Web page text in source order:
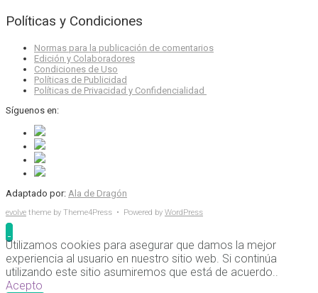
Políticas y Condiciones
Normas para la publicación de comentarios
Edición y Colaboradores
Condiciones de Uso
Políticas de Publicidad
Políticas de Privacidad y Confidencialidad
Síguenos en:
Adaptado por: Ala de Dragón
evolve theme by Theme4Press • Powered by WordPress
Utilizamos cookies para asegurar que damos la mejor
experiencia al usuario en nuestro sitio web. Si continúa
utilizando este sitio asumiremos que está de acuerdo..
Acepto